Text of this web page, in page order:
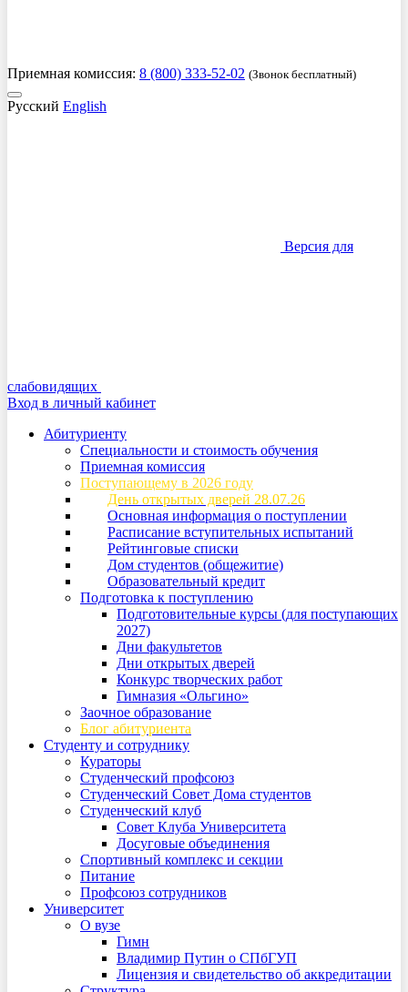
Приемная комиссия: 8 (800) 333-52-02 (Звонок бесплатный)
Русский English
Версия для
слабовидящих
Вход в личный кабинет
Абитуриенту
Специальности и стоимость обучения
Приемная комиссия
Поступающему в 2026 году
День открытых дверей 28.07.26
Основная информация о поступлении
Расписание вступительных испытаний
Рейтинговые списки
Дом студентов (общежитие)
Образовательный кредит
Подготовка к поступлению
Подготовительные курсы (для поступающих
2027)
Дни факультетов
Дни открытых дверей
Конкурс творческих работ
Гимназия «Ольгино»
Заочное образование
Блог абитуриента
Студенту и сотруднику
Кураторы
Студенческий профсоюз
Студенческий Совет Дома студентов
Студенческий клуб
Совет Клуба Университета
Досуговые объединения
Спортивный комплекс и секции
Питание
Профсоюз сотрудников
Университет
О вузе
Гимн
Владимир Путин о СПбГУП
Лицензия и свидетельство об аккредитации